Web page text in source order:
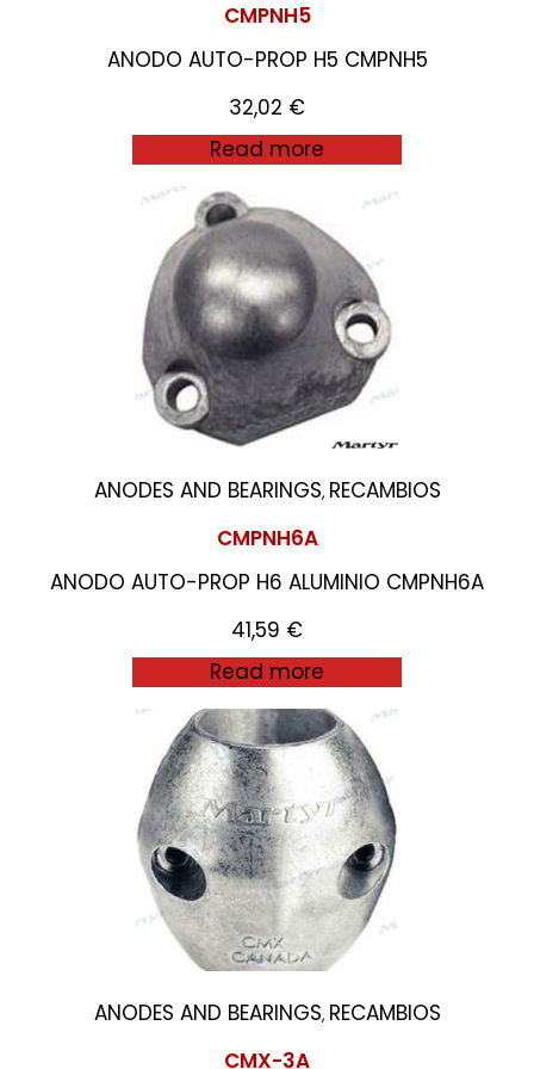
CMPNH5
ANODO AUTO-PROP H5 CMPNH5
32,02 €
Read more
ANODES AND BEARINGS, RECAMBIOS
CMPNH6A
ANODO AUTO-PROP H6 ALUMINIO CMPNH6A
41,59 €
Read more
ANODES AND BEARINGS, RECAMBIOS
CMX-3A